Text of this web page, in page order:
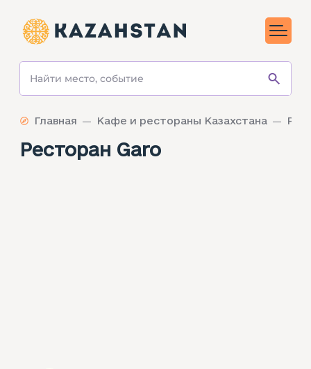
Ресторан Garo
Главная Кафе и рестораны Казахстана